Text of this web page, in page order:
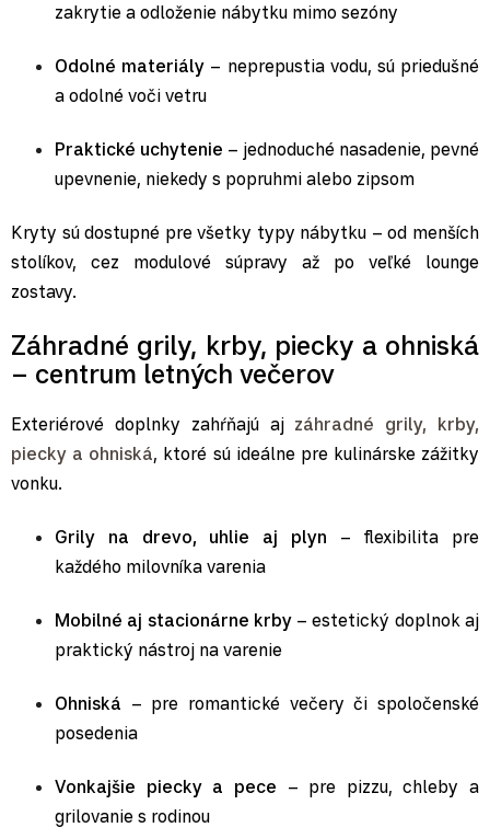
zakrytie a odloženie nábytku mimo sezóny
Odolné materiály – neprepustia vodu, sú priedušné
a odolné voči vetru
Praktické uchytenie – jednoduché nasadenie, pevné
upevnenie, niekedy s popruhmi alebo zipsom
Kryty sú dostupné pre všetky typy nábytku – od menších
stolíkov, cez modulové súpravy až po veľké lounge
zostavy.
Záhradné grily, krby, piecky a ohniská
– centrum letných večerov
Exteriérové doplnky zahŕňajú aj záhradné grily, krby,
piecky a ohniská, ktoré sú ideálne pre kulinárske zážitky
vonku.
Grily na drevo, uhlie aj plyn – flexibilita pre
každého milovníka varenia
Mobilné aj stacionárne krby– estetický doplnok aj
praktický nástroj na varenie
Ohniská – pre romantické večery či spoločenské
posedenia
Vonkajšie piecky a pece – pre pizzu, chleby a
grilovanie s rodinou